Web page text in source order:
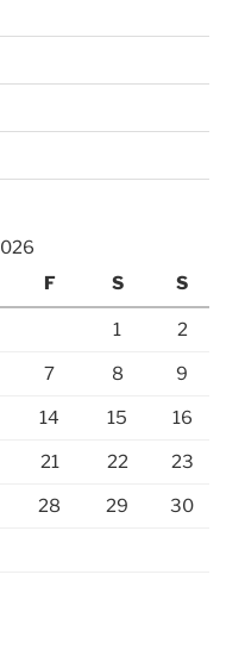
F S S
1 2
7 8 9
14 15 16
21 22 23
28 29 30